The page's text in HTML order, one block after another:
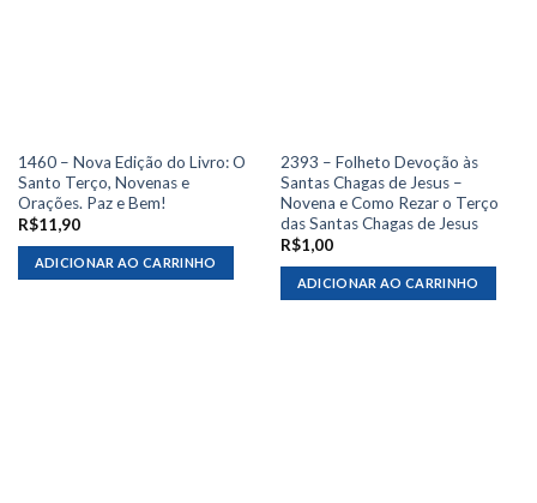
1460 – Nova Edição do Livro: O
Santo Terço, Novenas e
Orações. Paz e Bem!
R$11,90
ADICIONAR AO CARRINHO
2393 – Folheto Devoção às
Santas Chagas de Jesus –
Novena e Como Rezar o Terço
das Santas Chagas de Jesus
R$1,00
ADICIONAR AO CARRINHO